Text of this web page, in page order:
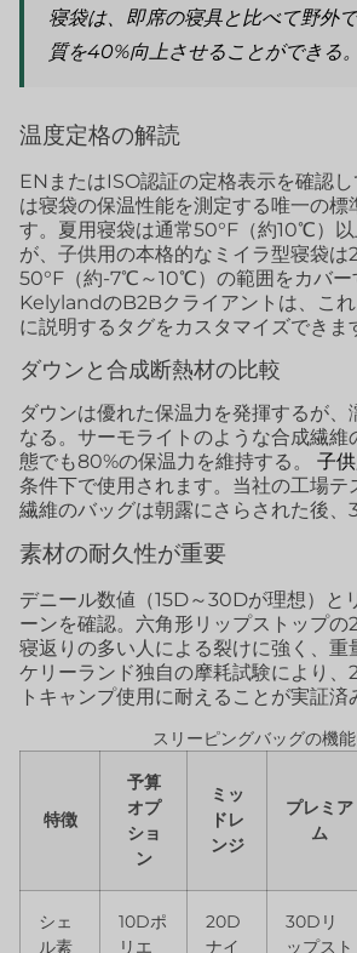
寝袋は、即席の寝具と比べて野外
質を40%向上させることができる
温度定格の解読
ENまたはISO認証の定格表示を確認
は寝袋の保温性能を測定する唯一の標
す。夏用寝袋は通常50°F（約10℃）
が、子供用の本格的なミイラ型寝袋は
50°F（約-7℃～10℃）の範囲をカバー
KelylandのB2Bクライアントは、こ
に説明するタグをカスタマイズできま
ダウンと合成断熱材の比較
ダウンは優れた保温力を発揮するが、
なる。サーモライトのような合成繊維
態でも80%の保温力を維持する。 子
条件下で使用されます。当社の工場テ
繊維のバッグは朝露にさらされた後、
素材の耐久性が重要
デニール数値（15D～30Dが理想）と
ーンを確認。六角形リップストップの
寝返りの多い人による裂けに強く、重
ケリーランド独自の摩耗試験により
トキャンプ使用に耐えることが実証済
スリーピングバッグの機
特徴
予算
オプ
ショ
ン
ミッ
ドレ
ンジ
プレミア
ム
シェ
ル素
10Dポ
リエ
20D
ナイ
30Dリ
ップスト